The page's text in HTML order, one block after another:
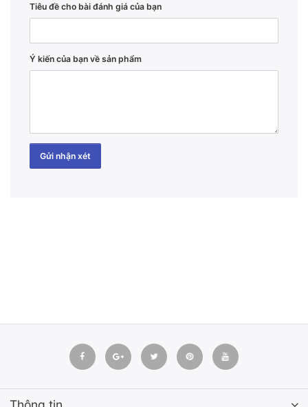
Tiêu đề cho bài đánh giá của bạn
Ý kiến ​​của bạn về sản phẩm
Gửi nhận xét